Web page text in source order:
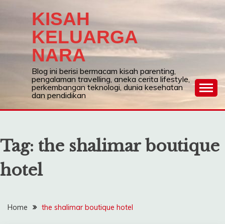
KISAH
KELUARGA
NARA
Blog ini berisi bermacam kisah parenting,
pengalaman travelling, aneka cerita lifestyle,
perkembangan teknologi, dunia kesehatan
dan pendidikan
Tag: the shalimar boutique
hotel
Home the shalimar boutique hotel